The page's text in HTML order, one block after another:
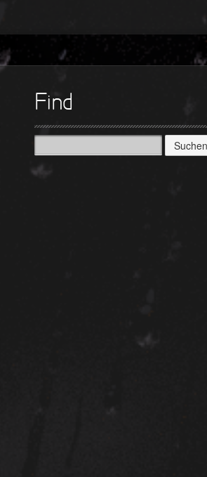
Find
Suchen
nach: